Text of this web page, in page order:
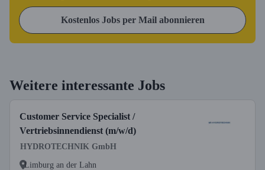
Kostenlos Jobs per Mail abonnieren
Weitere interessante Jobs
Customer Service Specialist /
Vertriebsinnendienst (m/w/d)
HYDROTECHNIK GmbH
Limburg an der Lahn